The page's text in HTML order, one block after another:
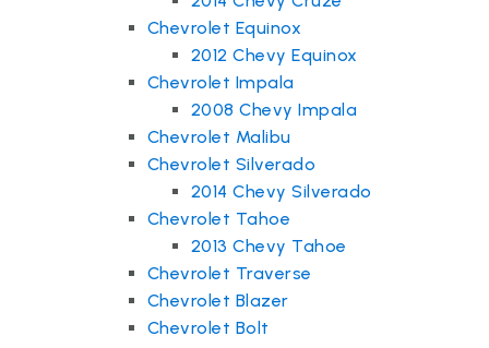
Chevrolet Equinox
2012 Chevy Equinox
Chevrolet Impala
2008 Chevy Impala
Chevrolet Malibu
Chevrolet Silverado
2014 Chevy Silverado
Chevrolet Tahoe
2013 Chevy Tahoe
Chevrolet Traverse
Chevrolet Blazer
Chevrolet Bolt